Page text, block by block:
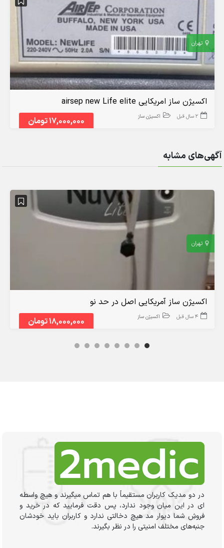
تهران
17,000,000 تومان
اکسیژن ساز امریکایی airsep new Life elite
2 سال قبل اکسیژن ساز
آگهی‌های مشابه
تهران
18,000,000 تومان
اکسیژن ساز آمریکایی اصل در حد نو
4 سال قبل اکسیژن ساز
در دو مدیک کاربران مستقیماً با هم تماس میگیرند و هیچ واسطه
ای در این میان وجود ندارد، پس دقت فرمایید که در خرید و
فروشِ شما دیوار مد هیچ دخالتی ندارد و کاربران باید خودشان
جنبه‌های مختلف امنیتی را در نظر بگیرند.